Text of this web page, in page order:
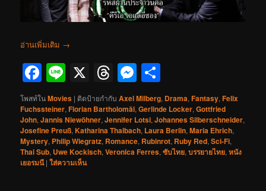
อ่านเพิ่มเติม →
Facebook
Line
X Threads
Messenger
โพสท์ในMovies | ติดป้ายกำกับ Axel Milberg, Drama,Fantasy,Felix
Fuchssteiner,Florian Bartholomäi,Gerlinde Locker,Gottfried
John,Jannis Niewöhner,Jennifer Lotsi,Johannes Silberschneider,
Josefine Preuß,Katharina Thalbach, Laura Berlin,Maria Ehrich,
Mystery, Philip Wiegratz, Romance, Rubinrot, Ruby Red,Sci-Fi,
Thai Sub, Uwe Kockisch,Veronica Ferres,ซับไทย,บรรยายไทย,หนัง
เยอรมนี |ใส่ความเห็น